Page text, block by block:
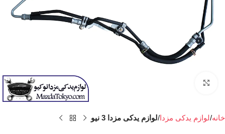
خانه لوازم یدکی مزدا لوازم یدکی مزدا 3 نیو